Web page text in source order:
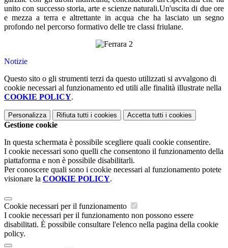
unito con successo storia, arte e scienze naturali.Un'uscita di due ore
e mezza a terra e altrettante in acqua che ha lasciato un segno
profondo nel percorso formativo delle tre classi friulane.
Notizie
Questo sito o gli strumenti terzi da questo utilizzati si avvalgono di
cookie necessari al funzionamento ed utili alle finalità illustrate nella
COOKIE POLICY.
Personalizza Rifiuta tutti i cookies Accetta tutti i cookies
Gestione cookie
In questa schermata è possibile scegliere quali cookie consentire.
I cookie necessari sono quelli che consentono il funzionamento della
piattaforma e non è possibile disabilitarli.
Per conoscere quali sono i cookie necessari al funzionamento potete
visionare la COOKIE POLICY.
Cookie necessari per il funzionamento
I cookie necessari per il funzionamento non possono essere
disabilitati. È possibile consultare l'elenco nella pagina della cookie
policy.